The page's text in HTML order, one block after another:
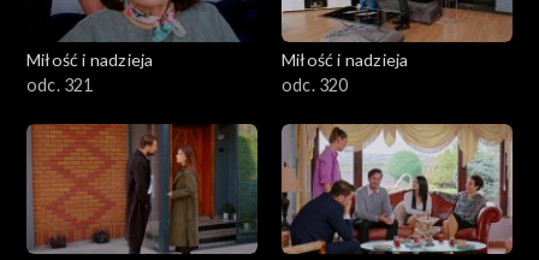
Miłość i nadzieja
odc. 321
Miłość i nadzieja
odc. 320